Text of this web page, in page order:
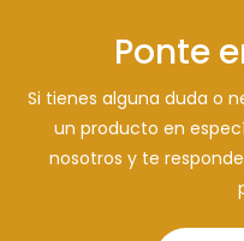
Ponte
Si tienes alguna duda o
un producto en
nosotros y te